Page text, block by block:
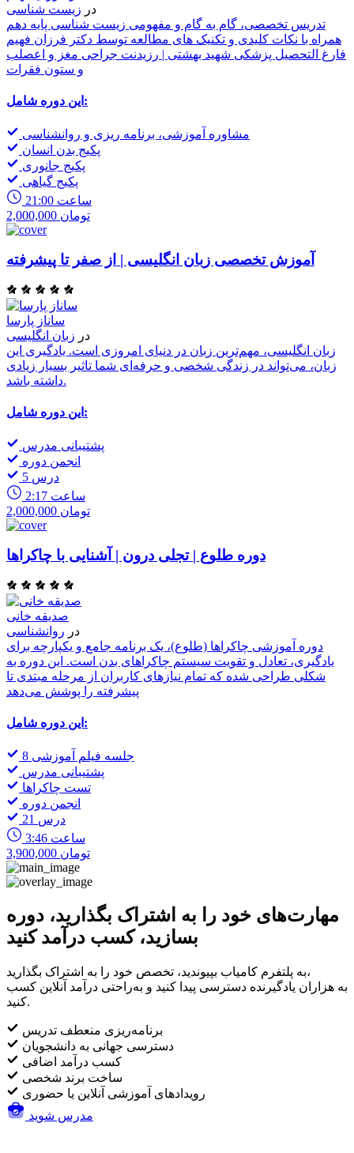
در زیست شناسی
تدریس تخصصی، گام به گام و مفهومی زیست شناسی پایه دهم
همراه با نکات کلیدی و تکنیک های مطالعه توسط دکتر فرزان فهیم
فارغ التحصیل پزشکی شهید بهشتی | رزیدنت جراحی مغز و اعصلب
و ستون فقرات
این دوره شامل:
مشاوره آموزشی، برنامه ریزی و روانشناسی
پکیج بدن انسان
پکیج جانوری
پکیج گیاهی
21:00 ساعت
2,000,000 تومان
آموزش تخصصی زبان انگلیسی | از صفر تا پیشرفته
ساناز پارسا
در زبان انگلیسی
زبان انگلیسی، مهم‌ترین زبان در دنیای امروزی است. یادگیری این
زبان، می‌تواند در زندگی شخصی و حرفه‌ای شما تاثیر بسیار زیادی
داشته باشد.
این دوره شامل:
پشتیبانی مدرس
انجمن دوره
5 درس
2:17 ساعت
2,000,000 تومان
دوره طلوع | تجلی درون | آشنایی با چاکراها
صدیقه خانی
در روانشناسی
دوره آموزشی چاکراها (طلوع)، یک برنامه جامع و یکپارچه برای
یادگیری، تعادل و تقویت سیستم چاکراهای بدن است. این دوره به
شکلی طراحی شده که تمام نیازهای کاربران از مرحله مبتدی تا
پیشرفته را پوشش می‌دهد
این دوره شامل:
8 جلسه فیلم آموزشی
پشتیبانی مدرس
تست چاکراها
انجمن دوره
21 درس
3:46 ساعت
3,900,000 تومان
مهارت‌های خود را به اشتراک بگذارید، دوره
بسازید، کسب درآمد کنید
به پلتفرم کامیاب بپیوندید، تخصص خود را به اشتراک بگذارید،
به هزاران یادگیرنده دسترسی پیدا کنید و به‌راحتی درآمد آنلاین کسب
کنید.
برنامه‌ریزی منعطف تدریس
دسترسی جهانی به دانشجویان
کسب درآمد اضافی
ساخت برند شخصی
رویدادهای آموزشی آنلاین یا حضوری
مدرس شوید